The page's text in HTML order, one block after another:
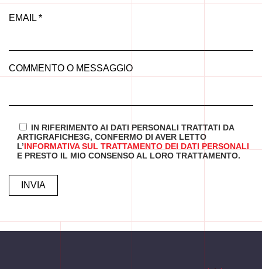
EMAIL *
COMMENTO O MESSAGGIO
IN RIFERIMENTO AI DATI PERSONALI TRATTATI DA
ARTIGRAFICHE3G, CONFERMO DI AVER LETTO
L’INFORMATIVA SUL TRATTAMENTO DEI DATI PERSONALI
E PRESTO IL MIO CONSENSO AL LORO TRATTAMENTO.